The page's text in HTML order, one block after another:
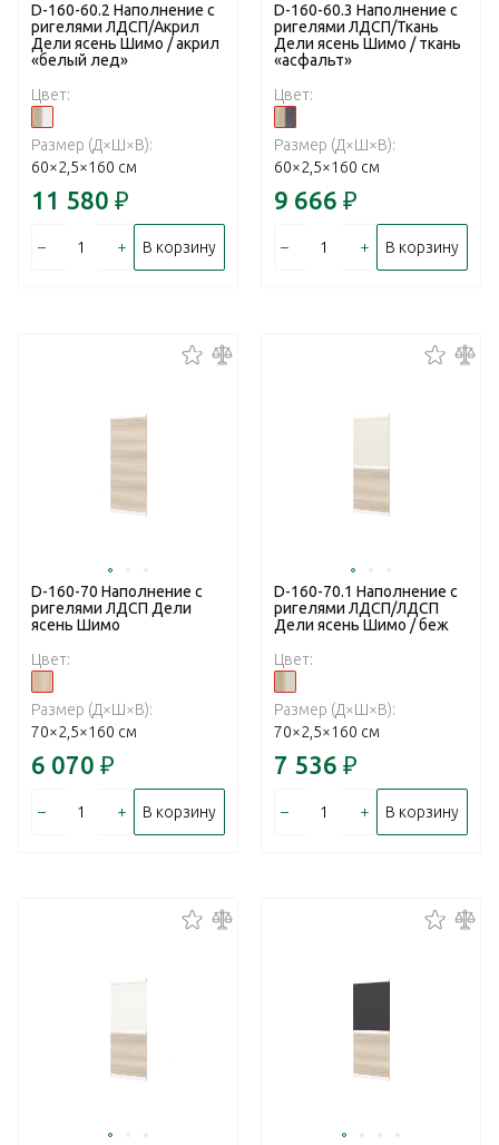
D-160-60.2 Наполнение с
ригелями ЛДСП/Акрил
Дели ясень Шимо / акрил
«белый лед»
Цвет:
Размер (Д×Ш×В):
60×2,5×160 см
11 580 ₽
– + В корзину
D-160-60.3 Наполнение с
ригелями ЛДСП/Ткань
Дели ясень Шимо / ткань
«асфальт»
Цвет:
Размер (Д×Ш×В):
60×2,5×160 см
9 666 ₽
– + В корзину
D-160-70 Наполнение с
ригелями ЛДСП Дели
ясень Шимо
Цвет:
Размер (Д×Ш×В):
70×2,5×160 см
6 070 ₽
– + В корзину
D-160-70.1 Наполнение с
ригелями ЛДСП/ЛДСП
Дели ясень Шимо / беж
Цвет:
Размер (Д×Ш×В):
70×2,5×160 см
7 536 ₽
– + В корзину